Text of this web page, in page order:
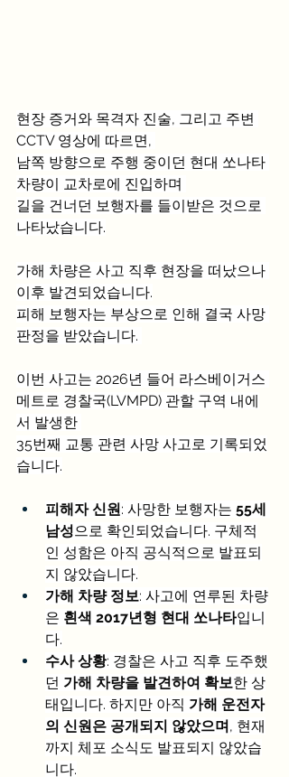
현장 증거와 목격자 진술, 그리고 주변
CCTV 영상에 따르면,
남쪽 방향으로 주행 중이던 현대 쏘나타
차량이 교차로에 진입하며
길을 건너던 보행자를 들이받은 것으로
나타났습니다.
가해 차량은 사고 직후 현장을 떠났으나
이후 발견되었습니다.
피해 보행자는 부상으로 인해 결국 사망
판정을 받았습니다.
이번 사고는 2026년 들어 라스베이거스
메트로 경찰국(LVMPD) 관할 구역 내에
서 발생한
35번째 교통 관련 사망 사고로 기록되었
습니다.
피해자 신원: 사망한 보행자는 55세
남성으로 확인되었습니다. 구체적
인 성함은 아직 공식적으로 발표되
지 않았습니다.
가해 차량 정보: 사고에 연루된 차량
은 흰색 2017년형 현대 쏘나타입니
다.
수사 상황: 경찰은 사고 직후 도주했
던 가해 차량을 발견하여 확보한 상
태입니다. 하지만 아직 가해 운전자
의 신원은 공개되지 않았으며 , 현재
까지 체포 소식도 발표되지 않았습
니다.